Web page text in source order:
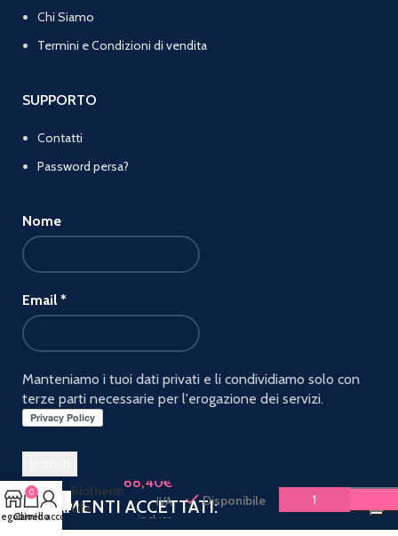
Chi Siamo
Termini e Condizioni di vendita
SUPPORTO
Contatti
Password persa?
Nome
Email *
Manteniamo i tuoi dati privati e li condividiamo solo con
terze parti necessarie per l'erogazione dei servizi.
PAGAMENTI ACCETTATI:
BLUE
THERAPY
Biotherm
Life
68,40€
IVA
inclusa
Disponibile
0
Carrello
Il mio account